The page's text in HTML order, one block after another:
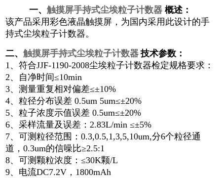
一、触摸屏手持式尘埃粒子计数器 概述：
该产品采用彩色液晶触摸屏，为国内采用此设计的手
持式尘埃粒子计数器。
二、触摸屏手持式尘埃粒子计数器 技术参数：
1、符合JJF-1190-2008尘埃粒子计数器检定规格要求：
2、自净时间≤10min
3、测量重复相对偏差≤±10%
4、粒径分布误差 0.5um 5um≤±20%
5、粒子浓度示值误差 0.5um≤±20%
6、采样流量及误差：2.83L/min ≤±5%
7、可测粒径范围：0.3,0.5,1,3,5,10um,分6个粒径通
道，0.3um的信噪比≥2.5:1
8、可测颗粒浓度：≤30K颗/L
9、电流DC7.2V，1800mAh